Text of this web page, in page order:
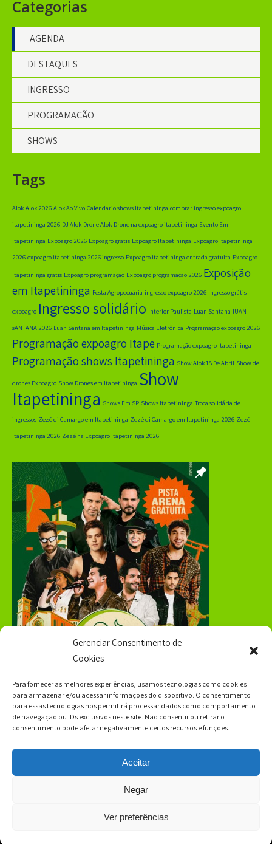
Gerenciar Consentimento de
Cookies
Para fornecer as melhores experiências, usamos tecnologias como cookies
para armazenar e/ou acessar informações do dispositivo. O consentimento
para essas tecnologias nos permitirá processar dados como comportamento
de navegação ou IDs exclusivos neste site. Não consentir ou retirar o
consentimento pode afetar negativamente certos recursos e funções.
Aceitar
Negar
Ver preferências
Categorias
AGENDA
DESTAQUES
INGRESSO
PROGRAMAÇÃO
SHOWS
Tags
Alok Alok 2026 Alok Ao Vivo Calendario shows Itapetininga comprar ingresso expoagro
itapetininga 2026 DJ Alok Drone Alok Drone na expoagro itapetininga Evento Em
Itapetininga Expoagro 2026 Expoagro gratis Expoagro Itapetininga Expoagro Itapetininga
2026 expoagro itapetininga 2026 ingresso Expoagro itapetininga entrada gratuita Expoagro
Itapetininga gratis Expoagro programação Expoagro programação 2026 Exposição
em Itapetininga Festa Agropecuária ingresso expoagro 2026 Ingresso grátis
expoagro Ingresso solidário Interior Paulista Luan Santana lUAN
sANTANA 2026 Luan Santana em Itapetininga Música Eletrônica Programação expoagro 2026
Programação expoagro Itape Programação expoagro Itapetininga
Programação shows Itapetininga Show Alok 18 De Abril Show de
drones Expoagro Show Drones em Itapetininga Show
Itapetininga Shows Em SP Shows Itapetininga Troca solidária de
ingressos Zezé di Camargo em Itapetininga Zezé di Camargo em Itapetininga 2026 Zezé
Itapetininga 2026 Zezé na Expoagro Itapetininga 2026
Grace Themes